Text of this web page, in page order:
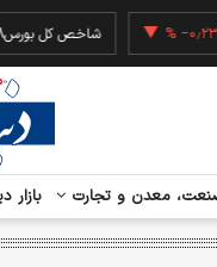
64,768‎−۰٫۲۳ % شاخص
معدن و تجارت بازار